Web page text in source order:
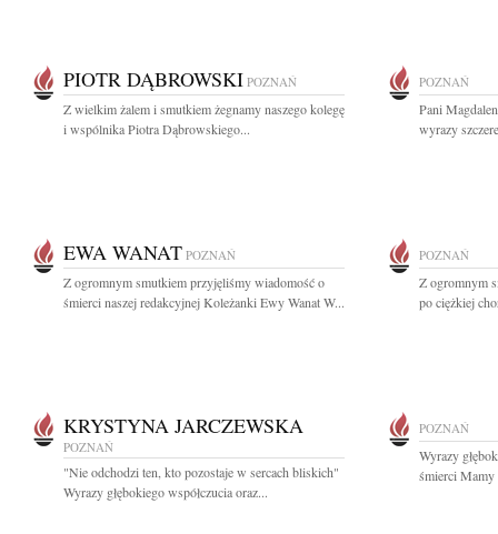
PIOTR DĄBROWSKI POZNAŃ
Z wielkim żalem i smutkiem żegnamy naszego kolegę
i wspólnika Piotra Dąbrowskiego...
POZNAŃ
Pani
wyrazy
EWA WANAT POZNAŃ
Z ogromnym smutkiem przyjęliśmy wiadomość o
śmierci naszej redakcyjnej Koleżanki Ewy Wanat W...
POZNAŃ
Z ogromnym
po ciężkiej
KRYSTYNA JARCZEWSKA
POZNAŃ
"Nie odchodzi ten, kto pozostaje w sercach bliskich"
Wyrazy głębokiego współczucia oraz...
POZNAŃ
Wyrazy
śmierci Mamy